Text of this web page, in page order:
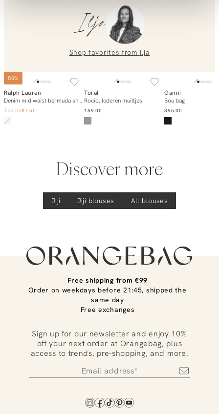
Ilja
Shop favorites from Ilja
50%
SOLD OUT
Notify me
Ralph Lauren
Denim mid waist bermuda short
175.0087.50
Notify me
Toral
Rocio, lederen muiltjes
159.00
Add to
Ganni
Bou bag
395.00
Discover more
Jiji Jiji blouses All blouses
Free shipping from €99
Order on weekdays before 21:45, shipped the
same day
Free exchanges
Sign up for our newsletter and enjoy 10%
off your next order at Orangebag, plus
access to trends, pre-shopping, and more.